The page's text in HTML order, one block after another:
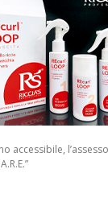
accessibile,